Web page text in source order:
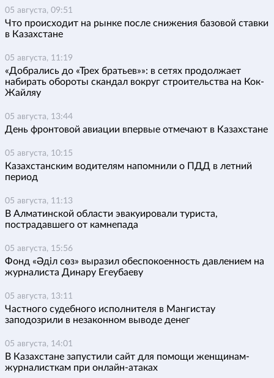
05 августа, 09:51
Что происходит на рынке после снижения базовой ставки
в Казахстане
05 августа, 11:19
«Добрались до «Трех братьев»»: в сетях продолжает
набирать обороты скандал вокруг строительства на Кок-
Жайляу
05 августа, 13:44
День фронтовой авиации впервые отмечают в Казахстане
05 августа, 10:15
Казахстанским водителям напомнили о ПДД в летний
период
05 августа, 11:13
В Алматинской области эвакуировали туриста,
пострадавшего от камнепада
05 августа, 15:56
Фонд «Әділ сөз» выразил обеспокоенность давлением на
журналиста Динару Егеубаеву
05 августа, 13:11
Частного судебного исполнителя в Мангистау
заподозрили в незаконном выводе денег
05 августа, 14:01
В Казахстане запустили сайт для помощи женщинам-
журналисткам при онлайн-атаках